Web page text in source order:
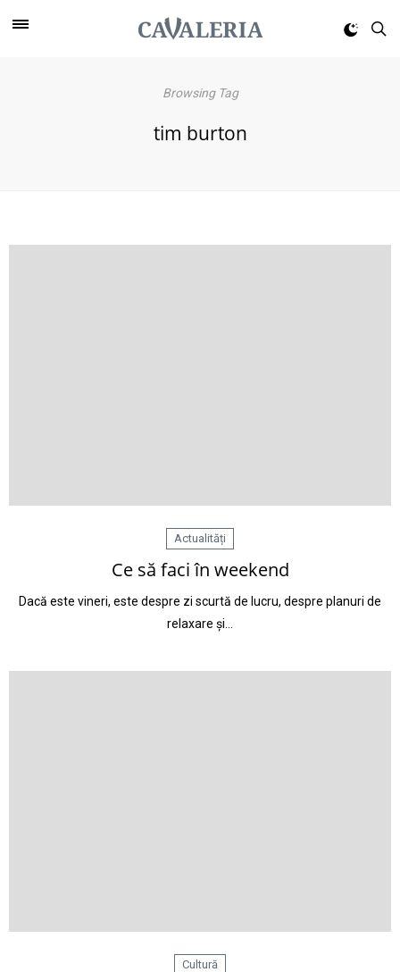
Browsing Tag
tim burton
Actualități
Ce să faci în weekend
Dacă este vineri, este despre zi scurtă de lucru, despre planuri de
relaxare și…
Cultură